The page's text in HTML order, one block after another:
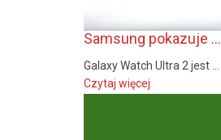
Samsung pokazuje ...
Galaxy Watch Ultra 2 jest ...
Czytaj więcej